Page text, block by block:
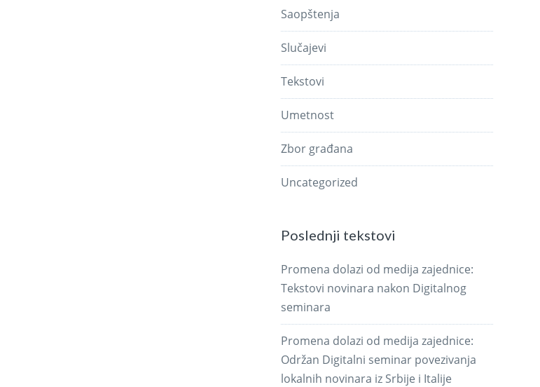
Saopštenja
Slučajevi
Tekstovi
Umetnost
Zbor građana
Uncategorized
Poslednji tekstovi
Promena dolazi od medija zajednice:
Tekstovi novinara nakon Digitalnog
seminara
Promena dolazi od medija zajednice:
Održan Digitalni seminar povezivanja
lokalnih novinara iz Srbije i Italije